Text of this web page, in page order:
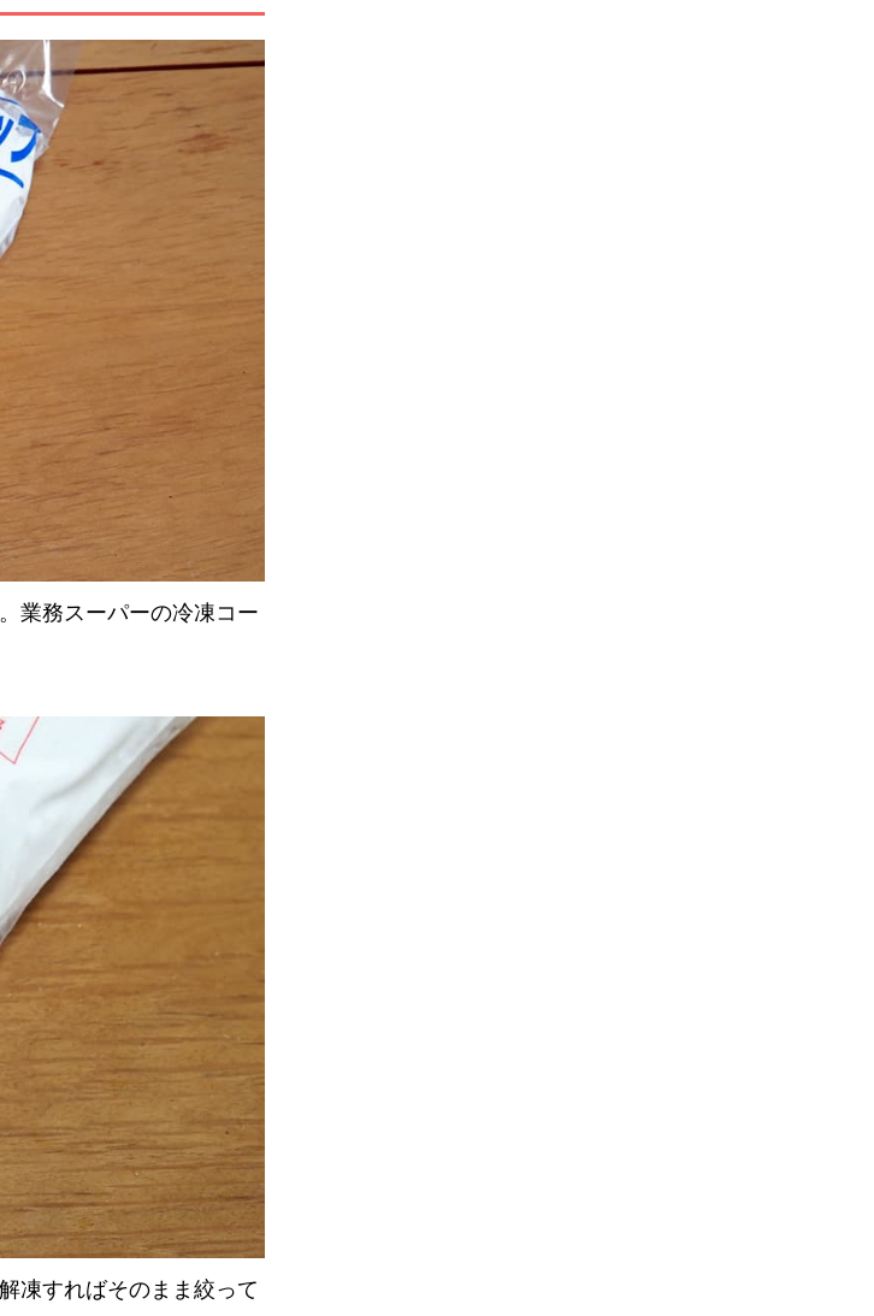
業務スーパーの冷凍コー
凍すればそのまま絞って